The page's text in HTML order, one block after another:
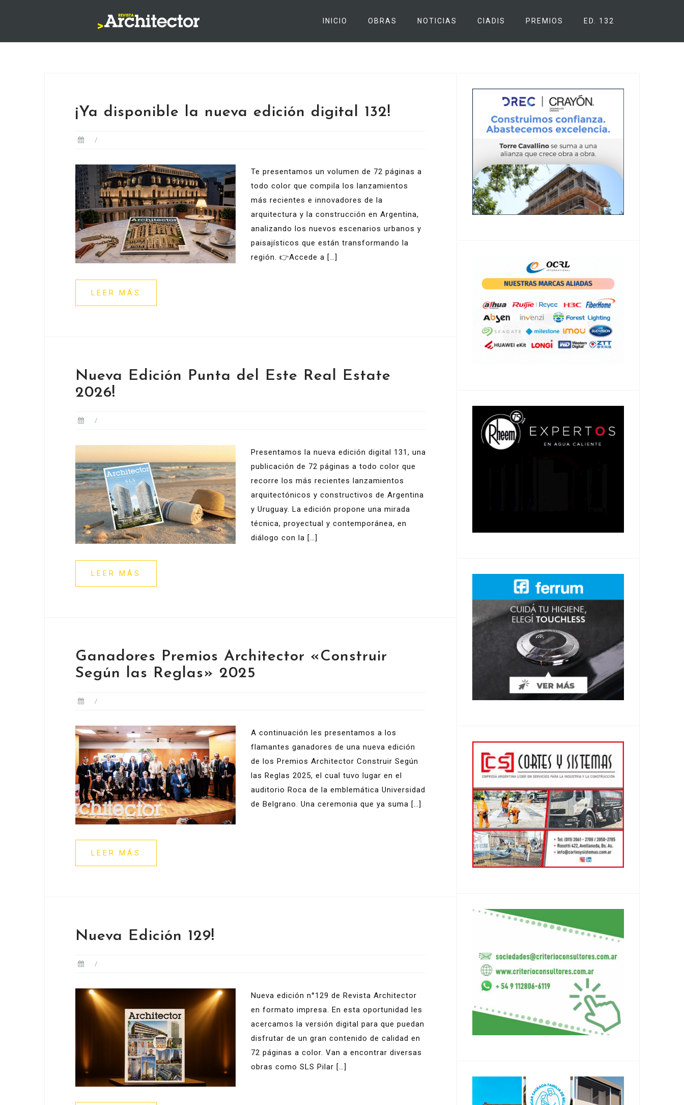
INICIO OBRAS NOTICIAS CIADIS PREMIOS ED. 132
¡Ya disponible la nueva edición digital 132!
Te presentamos un volumen de 72 páginas a
todo color que compila los lanzamientos
más recientes e innovadores de la
arquitectura y la construcción en Argentina,
analizando los nuevos escenarios urbanos y
paisajísticos que están transformando la
región. 👉Accede a […]
LEER MÁS
Nueva Edición Punta del Este Real Estate
2026!
Presentamos la nueva edición digital 131, una
publicación de 72 páginas a todo color que
recorre los más recientes lanzamientos
arquitectónicos y constructivos de Argentina
y Uruguay. La edición propone una mirada
técnica, proyectual y contemporánea, en
diálogo con la […]
LEER MÁS
Ganadores Premios Architector «Construir
Según las Reglas» 2025
A continuación les presentamos a los
flamantes ganadores de una nueva edición
de los Premios Architector Construir Según
las Reglas 2025, el cual tuvo lugar en el
auditorio Roca de la emblemática Universidad
de Belgrano. Una ceremonia que ya suma […]
LEER MÁS
Nueva Edición 129!
Nueva edición n°129 de Revista Architector
en formato impresa. En esta oportunidad les
acercamos la versión digital para que puedan
disfrutar de un gran contenido de calidad en
72 páginas a color. Van a encontrar diversas
obras como SLS Pilar […]